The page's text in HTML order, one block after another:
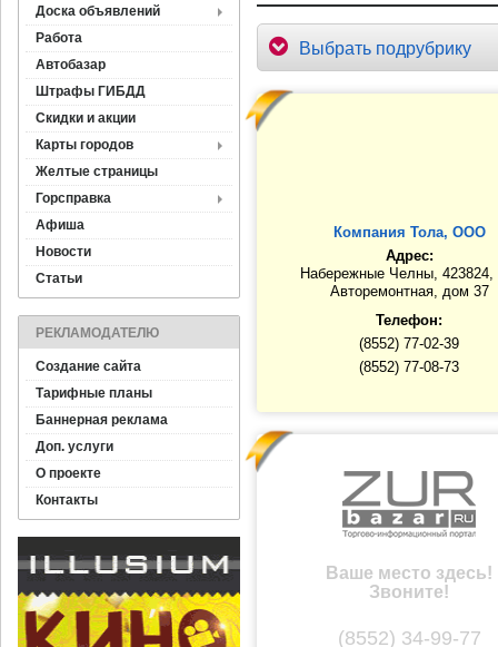
Доска объявлений
Работа
Автобазар
Штрафы ГИБДД
Скидки и акции
Карты городов
Желтые страницы
Горсправка
Афиша
Новости
Статьи
РЕКЛАМОДАТЕЛЮ
Создание сайта
Тарифные планы
Баннерная реклама
Доп. услуги
О проекте
Контакты
Выбрать подрубрику
Компания Тола, ООО
Адрес:
Набережные Челны, 423824,
Авторемонтная, дом 37
Телефон:
(8552) 77-02-39
(8552) 77-08-73
Ваше место здесь!
Звоните!
(8552) 34-99-77